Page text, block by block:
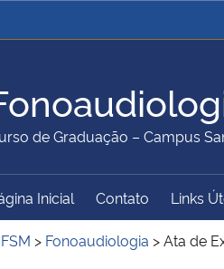
Ministério da Justiça e
Ministério da Educação
Ministério do Turismo
de Graduação – Campus
Principal do Sítio
Inicial Contato Links
> Fonoaudiologia >Ata de